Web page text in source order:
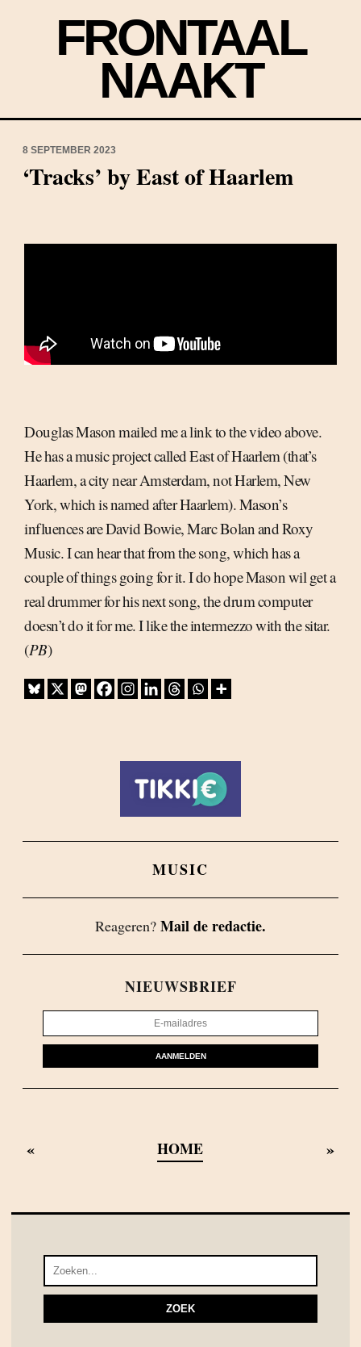
FRONTAAL
NAAKT
8 SEPTEMBER 2023
‘Tracks’ by East of Haarlem
Douglas Mason mailed me a link to the video above.
He has a music project called East of Haarlem (that’s
Haarlem, a city near Amsterdam, not Harlem, New
York, which is named after Haarlem). Mason’s
influences are David Bowie, Marc Bolan and Roxy
Music. I can hear that from the song, which has a
couple of things going for it. I do hope Mason wil get a
real drummer for his next song, the drum computer
doesn’t do it for me. I like the intermezzo with the sitar.
(PB)
MUSIC
Reageren? Mail de redactie.
NIEUWSBRIEF
AANMELDEN
« HOME »